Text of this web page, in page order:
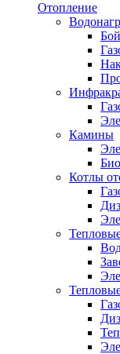
Отопление
Камины
Котлы